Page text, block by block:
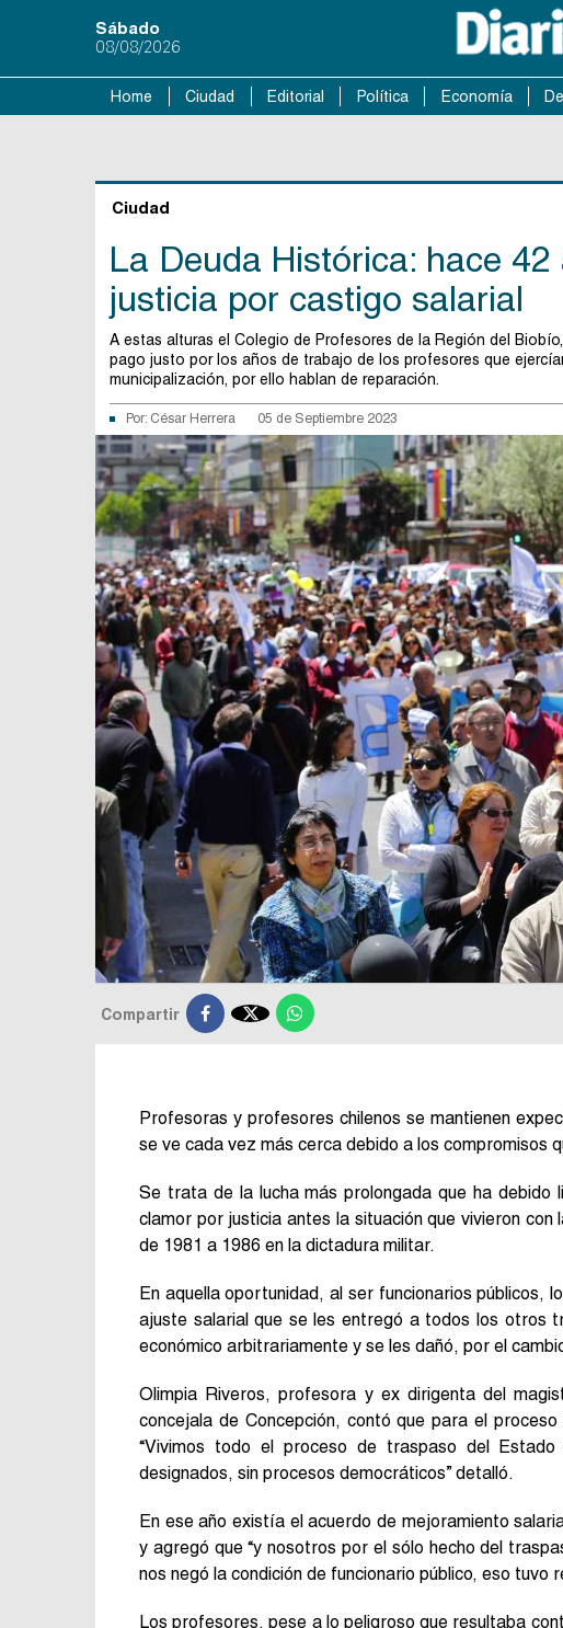
Sábado
08/08/2026
Home Ciudad Editorial Política Economía
Ciudad
La Deuda Histórica: hace
justicia por castigo salarial
A estas alturas el Colegio de Profesores de la Región del
pago justo por los años de trabajo de los profesores que
municipalización, por ello hablan de reparación.
Por: César Herrera 05 de Septiembre 2023
Compartir 
Profesoras y profesores chilenos se mantienen
se ve cada vez más cerca debido a los compromisos
Se trata de la lucha más prolongada que ha
clamor por justicia antes la situación que vivieron con
de 1981 a 1986 en la dictadura militar.
En aquella oportunidad, al ser funcionarios públicos,
ajuste salarial que se les entregó a todos los otros
económico arbitrariamente y se les dañó, por el
Olimpia Riveros, profesora y ex dirigenta del
concejala de Concepción, contó que para el
“Vivimos todo el proceso de traspaso del
designados, sin procesos democráticos” detalló.
En ese año existía el acuerdo de mejoramiento
y agregó que “y nosotros por el sólo hecho del
nos negó la condición de funcionario público, eso tuvo
Los profesores, pese a lo peligroso que resultaba